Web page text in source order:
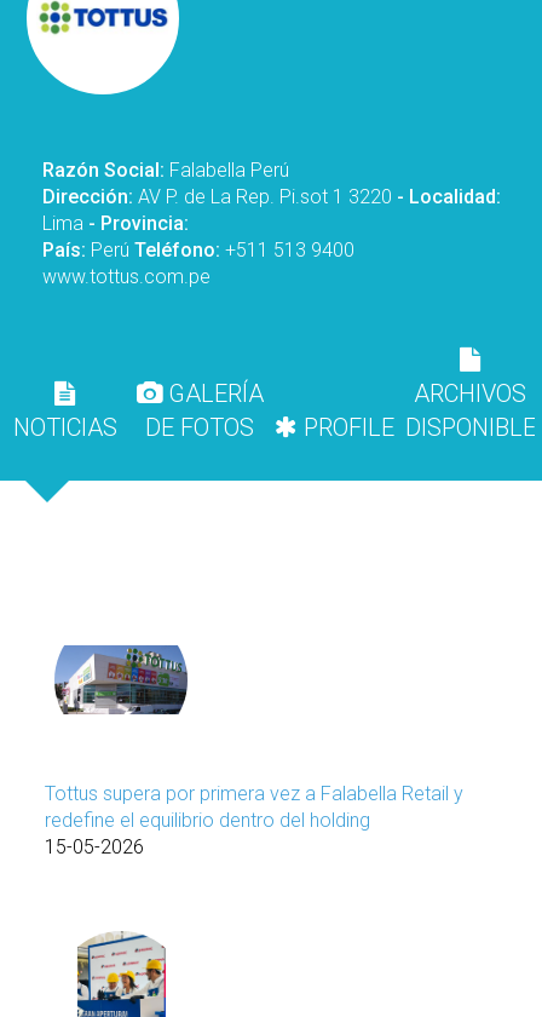
Razón Social: Falabella Perú
Dirección:AV P. de La Rep. Pi.sot 1 3220 - Localidad:
Lima - Provincia:
País: Perú Teléfono:+511 513 9400
www.tottus.com.pe
NOTICIAS
GALERÍA
DE FOTOS
PROFILE
ARCHIVOS
Tottus supera por primera vez a Falabella Retail y
redefine el equilibrio dentro del holding
15-05-2026